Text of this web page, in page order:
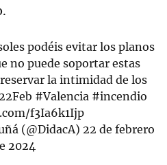
podéis evitar los planos
no puede soportar estas
la intimidad de los
#Valencia #incendio
f3Ia6k1Ijp
(@DidacA) 22 de febrero
2024